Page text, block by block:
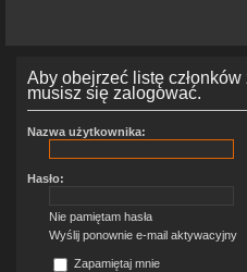
Aby obejrzeć listę
musisz się zalogować.
Nazwa użytkownika:
Hasło:
Nie pamiętam hasła
Wyślij ponownie e-mail aktywacyjny
Zapamiętaj mnie